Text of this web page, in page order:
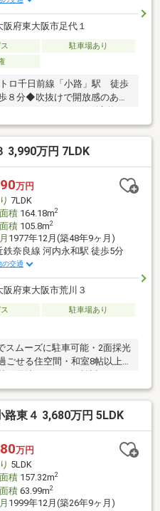
阪府東大阪市足代１
駐車場あり
千日前線「小路」駅 徒歩
分◆吹抜けで開放感のある
水工事～・～・～・～・～・
～・～・～・～・～・～不動
験と知識を持つ弊社がしっ
お気軽にお問い合わせくださ
～・～・～・～・～・～・
3,990万円 7LDK
万円
7LDK
積164.18m2
積105.8m2
1977年12月(築48年9ヶ月)
鉄奈良線 河内永和駅 徒歩5分
の交通
阪府東大阪市荒川３
駐車場あり
ムーズに駐車可能・2面採光
せる住空間・和室8帖以上を
校まで徒歩約2分・布施中学
る理由◆◇１．お金の扱い方
ーが資金計画をサポート！
却専門チームあり！３．たく
も低金利になるように審査が
っているため、より多くの知
さい！
東４ 3,680万円 5LDK
万円
5LDK
積157.32m2
積63.99m2
1999年12月(築26年9ヶ月)